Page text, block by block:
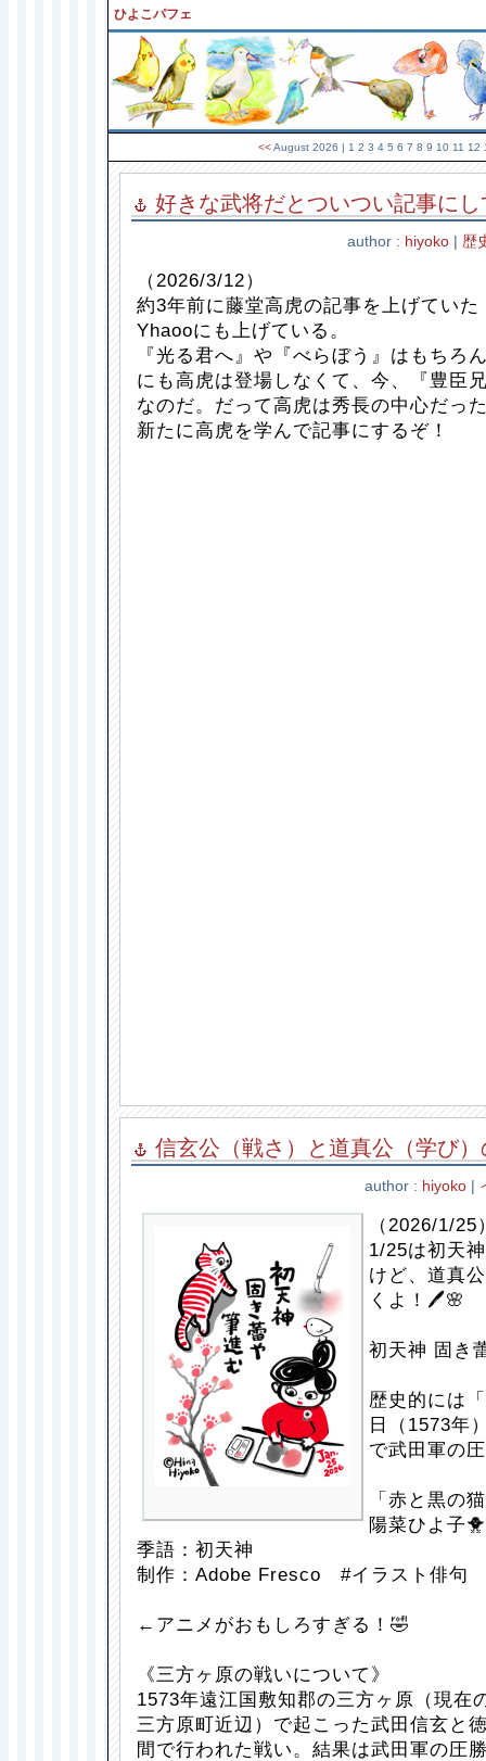
ひよこパフェ
<< August 2026 | 1 2 3 4 5 6 7 8 9 10 11 12
好きな武将だとついつい記事に
author : hiyoko 歴
（2026/3/12）
約3年前に藤堂高虎の記事を上げてい
Yhaooにも上げている。
『光る君へ』や『べらぼう』はもちろ
にも高虎は登場しなくて、今、『豊臣
なのだ。だって高虎は秀長の中心だっ
新たに高虎を学んで記事にするぞ！
信玄公（戦さ）と道真公（学び）
author : hiyoko
（2026/1/25
1/25は初天
けど、道真
くよ！🖊️🌸
初天神 固き
歴史的には
日（1573年
で武田軍の
「赤と黒の
陽菜ひよ子🐥
季語：初天神
制作：Adobe Fresco #イラスト俳句
←アニメがおもしろすぎる！🤣
《三方ヶ原の戦いについて》
1573年遠江国敷知郡の三方ヶ原（現在
三方原町近辺）で起こった武田信玄と
間で行われた戦い。結果は武田軍の圧